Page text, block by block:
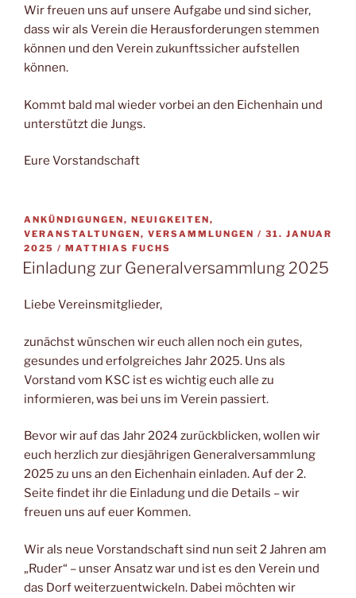
Wir freuen uns auf unsere Aufgabe und sind sicher,
dass wir als Verein die Herausforderungen stemmen
können und den Verein zukunftssicher aufstellen
können.
Kommt bald mal wieder vorbei an den Eichenhain und
unterstützt die Jungs.
Eure Vorstandschaft
ANKÜNDIGUNGEN, NEUIGKEITEN,
VERANSTALTUNGEN, VERSAMMLUNGEN / 31. JANUAR
2025 / MATTHIAS FUCHS
Einladung zur Generalversammlung 2025
Liebe Vereinsmitglieder,
zunächst wünschen wir euch allen noch ein gutes,
gesundes und erfolgreiches Jahr 2025. Uns als
Vorstand vom KSC ist es wichtig euch alle zu
informieren, was bei uns im Verein passiert.
Bevor wir auf das Jahr 2024 zurückblicken, wollen wir
euch herzlich zur diesjährigen Generalversammlung
2025 zu uns an den Eichenhain einladen. Auf der 2.
Seite findet ihr die Einladung und die Details – wir
freuen uns auf euer Kommen.
Wir als neue Vorstandschaft sind nun seit 2 Jahren am
„Ruder“ – unser Ansatz war und ist es den Verein und
das Dorf weiterzuentwickeln. Dabei möchten wir